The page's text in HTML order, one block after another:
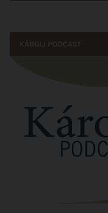
KÁROLI PODCAST